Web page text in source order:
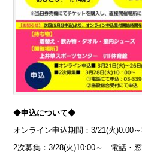
◆申込について◆
オンライン申込期間：3/21(火)0:00
2次募集：3/28(火)10:00～ 電話・